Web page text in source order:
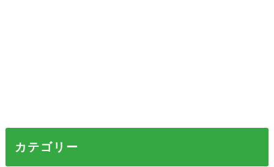
カテゴリー